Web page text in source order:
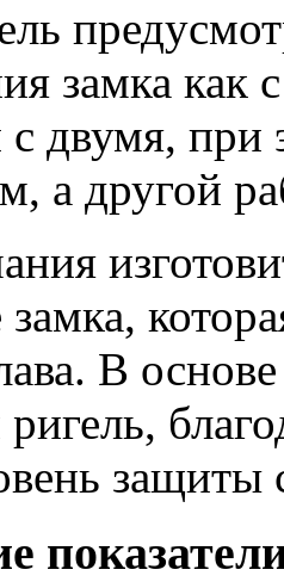
замка как
двумя, при
а другой
В
защиты